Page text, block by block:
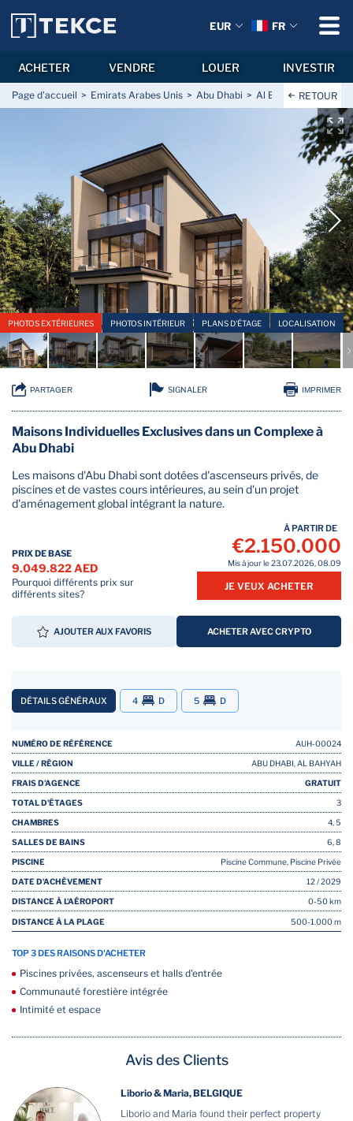
Page d'accueil Emirats Arabes Unis Abu Dhabi Al Bahyah Al
RETOUR
PHOTOS EXTÉRIEURES PHOTOS INTÉRIEUR PLANS D'ÉTAGE LOCALISATION
PARTAGER SIGNALER IMPRIMER
Maisons Individuelles Exclusives dans un Complexe à
Abu Dhabi
Les maisons d'Abu Dhabi sont dotées d'ascenseurs privés, de
piscines et de vastes cours intérieures, au sein d'un projet
d'aménagement global intégrant la nature.
PRIX DE BASE
9.049.822 AED
Pourquoi différents prix sur
différents sites?
À PARTIR DE
€2.150.000
Mis à jour le 23.07.2026, 08.09
JE VEUX ACHETER
AJOUTER AUX FAVORIS ACHETER AVEC CRYPTO
DÉTAILS GÉNÉRAUX 4 D 5 D
NUMÉRO DE RÉFÉRENCE AUH-00024
VILLE / RÉGION ABU DHABI, AL BAHYAH
FRAIS D'AGENCE GRATUIT
TOTAL D'ÉTAGES 3
CHAMBRES 4, 5
SALLES DE BAINS 6, 8
PISCINE Piscine Commune, Piscine Privée
DATE D'ACHÈVEMENT 12 / 2029
DISTANCE À L'AÉROPORT 0-50 km
DISTANCE À LA PLAGE 500-1.000 m
TOP 3 DES RAISONS D'ACHETER
Piscines privées, ascenseurs et halls d'entrée
Communauté forestière intégrée
Intimité et espace
Avis des Clients
Liborio & Maria, BELGIQUE
Liborio and Maria found their perfect property
EUR FR
ACHETER VENDRE LOUER INVESTIR